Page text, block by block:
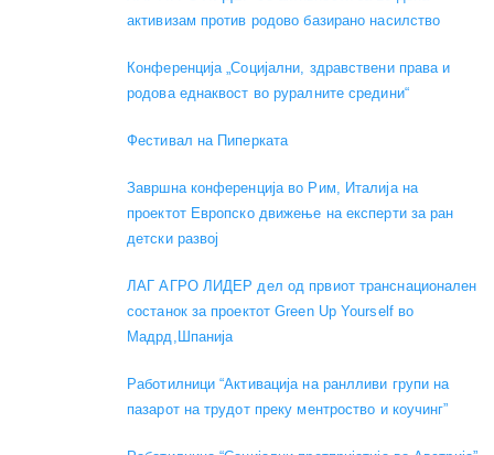
активизам против родово базирано насилство
Конференција „Социјални, здравствени права и
родова еднаквост во руралните средини“
Фестивал на Пиперката
Завршна конференција во Рим, Италија на
проектот Европско движење на експерти за ран
детски развој
ЛАГ АГРО ЛИДЕР дел од првиот транснационален
состанок за проектот Green Up Yourself во
Мадрд,Шпанија
Работилници “Активација на ранлливи групи на
пазарот на трудот преку ментроство и коучинг”